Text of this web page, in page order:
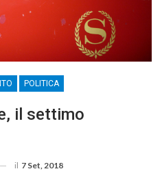
POLITICA
il settimo
il 7 Set, 2018